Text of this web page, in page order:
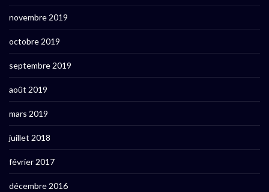
novembre 2019
octobre 2019
septembre 2019
août 2019
mars 2019
juillet 2018
février 2017
décembre 2016